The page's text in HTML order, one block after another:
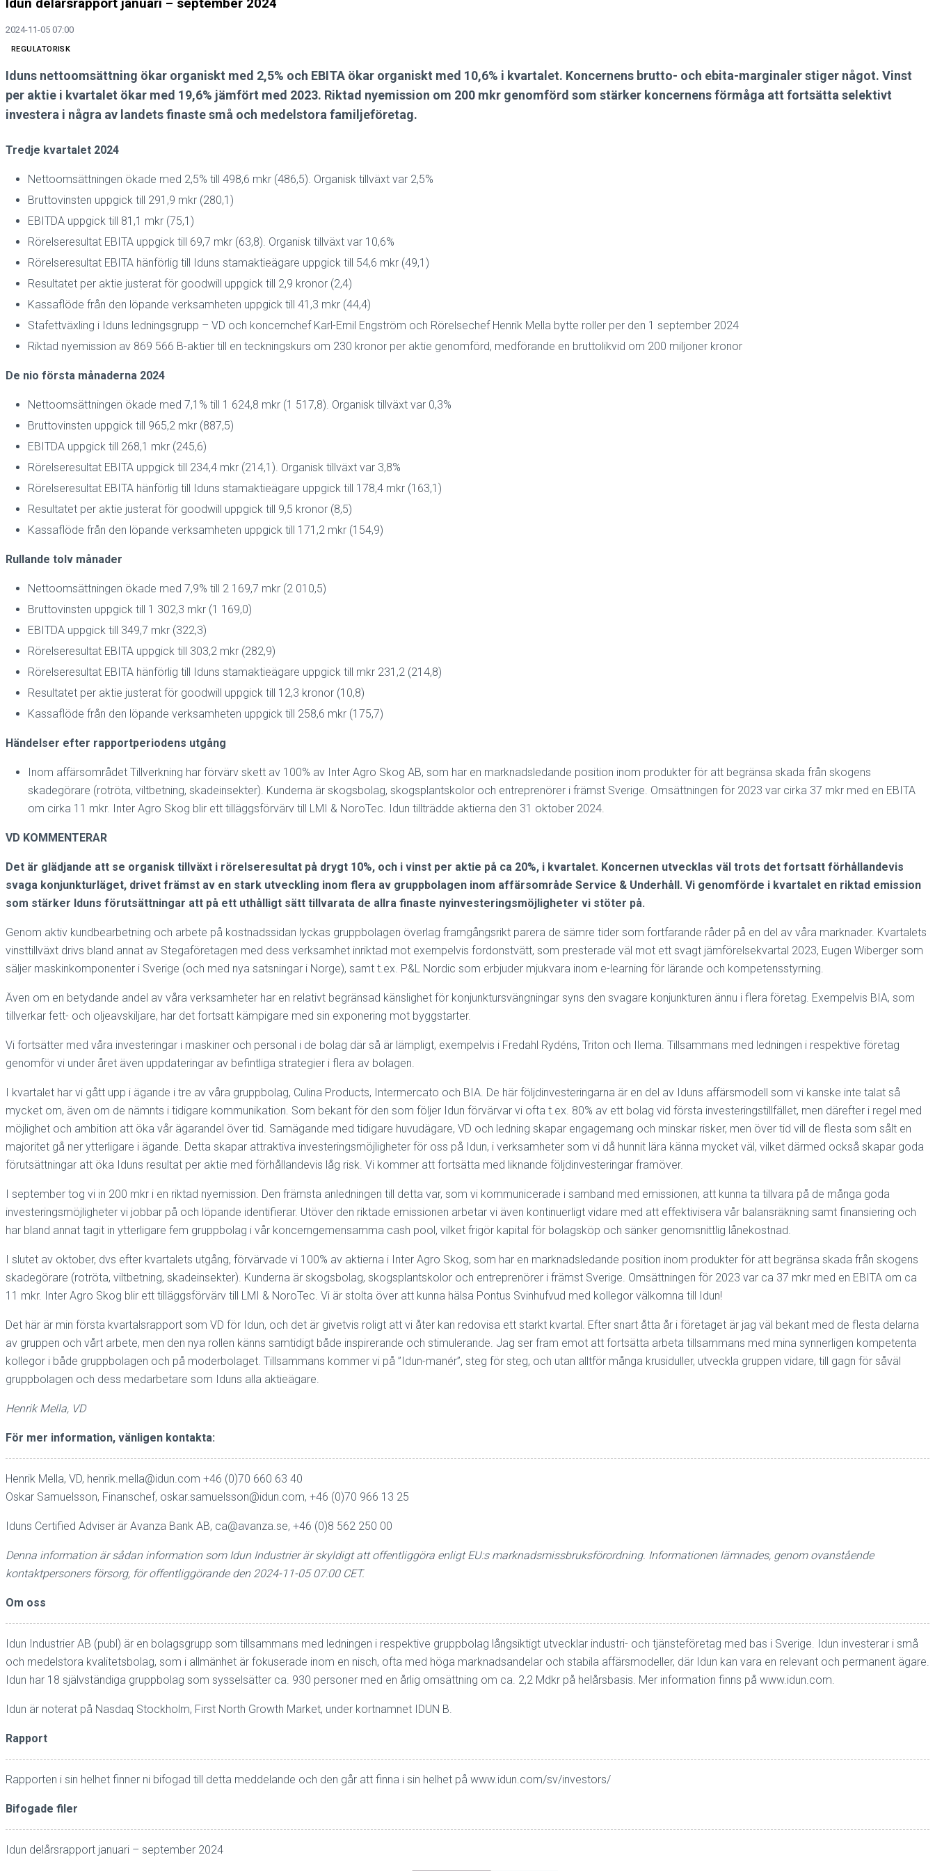
Idun delårsrapport januari – september 2024
2024-11-05 07:00
REGULATORISK
Iduns nettoomsättning ökar organiskt med 2,5% och EBITA ökar organiskt med 10,6% i kvartalet. Koncernens brutto- och ebita-marginaler stiger något. Vinst
per aktie i kvartalet ökar med 19,6% jämfört med 2023. Riktad nyemission om 200 mkr genomförd som stärker koncernens förmåga att fortsätta selektivt
investera i några av landets finaste små och medelstora familjeföretag.
Tredje kvartalet 2024
Nettoomsättningen ökade med 2,5% till 498,6 mkr (486,5). Organisk tillväxt var 2,5%
Bruttovinsten uppgick till 291,9 mkr (280,1)
EBITDA uppgick till 81,1 mkr (75,1)
Rörelseresultat EBITA uppgick till 69,7 mkr (63,8). Organisk tillväxt var 10,6%
Rörelseresultat EBITA hänförlig till Iduns stamaktieägare uppgick till 54,6 mkr (49,1)
Resultatet per aktie justerat för goodwill uppgick till 2,9 kronor (2,4)
Kassaflöde från den löpande verksamheten uppgick till 41,3 mkr (44,4)
Stafettväxling i Iduns ledningsgrupp – VD och koncernchef Karl-Emil Engström och Rörelsechef Henrik Mella bytte roller per den 1 september 2024
Riktad nyemission av 869 566 B-aktier till en teckningskurs om 230 kronor per aktie genomförd, medförande en bruttolikvid om 200 miljoner kronor
De nio första månaderna 2024
Nettoomsättningen ökade med 7,1% till 1 624,8 mkr (1 517,8). Organisk tillväxt var 0,3%
Bruttovinsten uppgick till 965,2 mkr (887,5)
EBITDA uppgick till 268,1 mkr (245,6)
Rörelseresultat EBITA uppgick till 234,4 mkr (214,1). Organisk tillväxt var 3,8%
Rörelseresultat EBITA hänförlig till Iduns stamaktieägare uppgick till 178,4 mkr (163,1)
Resultatet per aktie justerat för goodwill uppgick till 9,5 kronor (8,5)
Kassaflöde från den löpande verksamheten uppgick till 171,2 mkr (154,9)
Rullande tolv månader
Nettoomsättningen ökade med 7,9% till 2 169,7 mkr (2 010,5)
Bruttovinsten uppgick till 1 302,3 mkr (1 169,0)
EBITDA uppgick till 349,7 mkr (322,3)
Rörelseresultat EBITA uppgick till 303,2 mkr (282,9)
Rörelseresultat EBITA hänförlig till Iduns stamaktieägare uppgick till mkr 231,2 (214,8)
Resultatet per aktie justerat för goodwill uppgick till 12,3 kronor (10,8)
Kassaflöde från den löpande verksamheten uppgick till 258,6 mkr (175,7)
Händelser efter rapportperiodens utgång
Inom affärsområdet Tillverkning har förvärv skett av 100% av Inter Agro Skog AB, som har en marknadsledande position inom produkter för att begränsa skada från skogens
skadegörare (rotröta, viltbetning, skadeinsekter). Kunderna är skogsbolag, skogsplantskolor och entreprenörer i främst Sverige. Omsättningen för 2023 var cirka 37 mkr med en EBITA
om cirka 11 mkr. Inter Agro Skog blir ett tilläggsförvärv till LMI & NoroTec. Idun tillträdde aktierna den 31 oktober 2024.
VD KOMMENTERAR
Det är glädjande att se organisk tillväxt i rörelseresultat på drygt 10%, och i vinst per aktie på ca 20%, i kvartalet. Koncernen utvecklas väl trots det fortsatt förhållandevis
svaga konjunkturläget, drivet främst av en stark utveckling inom flera av gruppbolagen inom affärsområde Service & Underhåll. Vi genomförde i kvartalet en riktad emission
som stärker Iduns förutsättningar att på ett uthålligt sätt tillvarata de allra finaste nyinvesteringsmöjligheter vi stöter på.
Genom aktiv kundbearbetning och arbete på kostnadssidan lyckas gruppbolagen överlag framgångsrikt parera de sämre tider som fortfarande råder på en del av våra marknader. Kvartalets
vinsttillväxt drivs bland annat av Stegaföretagen med dess verksamhet inriktad mot exempelvis fordonstvätt, som presterade väl mot ett svagt jämförelsekvartal 2023, Eugen Wiberger som
säljer maskinkomponenter i Sverige (och med nya satsningar i Norge), samt t.ex. P&L Nordic som erbjuder mjukvara inom e-learning för lärande och kompetensstyrning.
Även om en betydande andel av våra verksamheter har en relativt begränsad känslighet för konjunktursvängningar syns den svagare konjunkturen ännu i flera företag. Exempelvis BIA, som
tillverkar fett- och oljeavskiljare, har det fortsatt kämpigare med sin exponering mot byggstarter.
Vi fortsätter med våra investeringar i maskiner och personal i de bolag där så är lämpligt, exempelvis i Fredahl Rydéns, Triton och Ilema. Tillsammans med ledningen i respektive företag
genomför vi under året även uppdateringar av befintliga strategier i flera av bolagen.
I kvartalet har vi gått upp i ägande i tre av våra gruppbolag, Culina Products, Intermercato och BIA. De här följdinvesteringarna är en del av Iduns affärsmodell som vi kanske inte talat så
mycket om, även om de nämnts i tidigare kommunikation. Som bekant för den som följer Idun förvärvar vi ofta t.ex. 80% av ett bolag vid första investeringstillfället, men därefter i regel med
möjlighet och ambition att öka vår ägarandel över tid. Samägande med tidigare huvudägare, VD och ledning skapar engagemang och minskar risker, men över tid vill de flesta som sålt en
majoritet gå ner ytterligare i ägande. Detta skapar attraktiva investeringsmöjligheter för oss på Idun, i verksamheter som vi då hunnit lära känna mycket väl, vilket därmed också skapar goda
förutsättningar att öka Iduns resultat per aktie med förhållandevis låg risk. Vi kommer att fortsätta med liknande följdinvesteringar framöver.
I september tog vi in 200 mkr i en riktad nyemission. Den främsta anledningen till detta var, som vi kommunicerade i samband med emissionen, att kunna ta tillvara på de många goda
investeringsmöjligheter vi jobbar på och löpande identifierar. Utöver den riktade emissionen arbetar vi även kontinuerligt vidare med att effektivisera vår balansräkning samt finansiering och
har bland annat tagit in ytterligare fem gruppbolag i vår koncerngemensamma cash pool, vilket frigör kapital för bolagsköp och sänker genomsnittlig lånekostnad.
I slutet av oktober, dvs efter kvartalets utgång, förvärvade vi 100% av aktierna i Inter Agro Skog, som har en marknadsledande position inom produkter för att begränsa skada från skogens
skadegörare (rotröta, viltbetning, skadeinsekter). Kunderna är skogsbolag, skogsplantskolor och entreprenörer i främst Sverige. Omsättningen för 2023 var ca 37 mkr med en EBITA om ca
11 mkr. Inter Agro Skog blir ett tilläggsförvärv till LMI & NoroTec. Vi är stolta över att kunna hälsa Pontus Svinhufvud med kollegor välkomna till Idun!
Det här är min första kvartalsrapport som VD för Idun, och det är givetvis roligt att vi åter kan redovisa ett starkt kvartal. Efter snart åtta år i företaget är jag väl bekant med de flesta delarna
av gruppen och vårt arbete, men den nya rollen känns samtidigt både inspirerande och stimulerande. Jag ser fram emot att fortsätta arbeta tillsammans med mina synnerligen kompetenta
kollegor i både gruppbolagen och på moderbolaget. Tillsammans kommer vi på ”Idun-manér”, steg för steg, och utan alltför många krusiduller, utveckla gruppen vidare, till gagn för såväl
gruppbolagen och dess medarbetare som Iduns alla aktieägare.
Henrik Mella, VD
För mer information, vänligen kontakta:
Henrik Mella, VD, henrik.mella@idun.com +46 (0)70 660 63 40
Oskar Samuelsson, Finanschef, oskar.samuelsson@idun.com, +46 (0)70 966 13 25
Iduns Certified Adviser är Avanza Bank AB, ca@avanza.se, +46 (0)8 562 250 00
Denna information är sådan information som Idun Industrier är skyldigt att offentliggöra enligt EU:s marknadsmissbruksförordning. Informationen lämnades, genom ovanstående
kontaktpersoners försorg, för offentliggörande den 2024-11-05 07:00 CET.
Om oss
Idun Industrier AB (publ) är en bolagsgrupp som tillsammans med ledningen i respektive gruppbolag långsiktigt utvecklar industri- och tjänsteföretag med bas i Sverige. Idun investerar i små
och medelstora kvalitetsbolag, som i allmänhet är fokuserade inom en nisch, ofta med höga marknadsandelar och stabila affärsmodeller, där Idun kan vara en relevant och permanent ägare.
Idun har 18 självständiga gruppbolag som sysselsätter ca. 930 personer med en årlig omsättning om ca. 2,2 Mdkr på helårsbasis. Mer information finns på www.idun.com.
Idun är noterat på Nasdaq Stockholm, First North Growth Market, under kortnamnet IDUN B.
Rapport
Rapporten i sin helhet finner ni bifogad till detta meddelande och den går att finna i sin helhet på www.idun.com/sv/investors/
Bifogade filer
Idun delårsrapport januari – september 2024